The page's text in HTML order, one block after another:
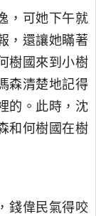
，可她下午就
，還讓她瞞著
樹國來到小樹
森清楚地記得
的。此時，沈
和何樹國在樹
錢偉民氣得咬